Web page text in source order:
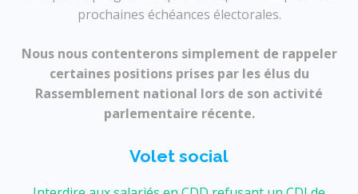
prochaines échéances électorales.
Nous nous contenterons simplement de rappeler
certaines positions prises par les élus du
Rassemblement national lors de son activité
parlementaire récente.
Volet social